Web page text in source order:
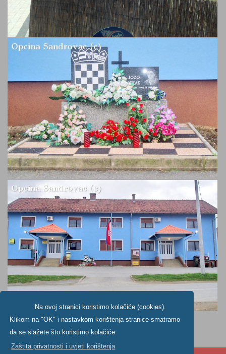
Na ovoj stranici koristimo kolačiće (cookies).
Klikom na "OK" i nastavkom korištenja stranice smatramo
da se slažete što koristimo kolačiće.
Zaštita privatnosti i uvjeti korištenja